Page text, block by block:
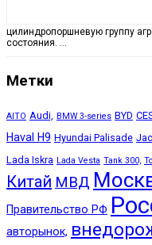
цилиндропоршневую группу
состояния. …
Метки
AITO Audi, BMW 3-series BYD
Haval H9 Hyundai Palisade Jac
Lada Iskra Lada Vesta Tank 300,
Китай МВД
Правительство РФ
авторынок,